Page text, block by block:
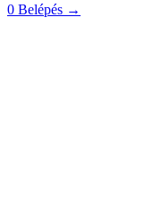
0 Belépés →